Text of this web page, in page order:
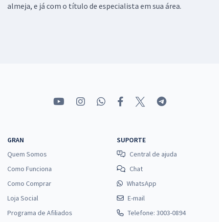
almeja, e já com o título de especialista em sua área.
GRAN
Quem Somos
Como Funciona
Como Comprar
Loja Social
Programa de Afiliados
SUPORTE
Central de ajuda
Chat
WhatsApp
E-mail
Telefone: 3003-0894